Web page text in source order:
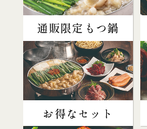
通販限定もつ鍋
お得なセット